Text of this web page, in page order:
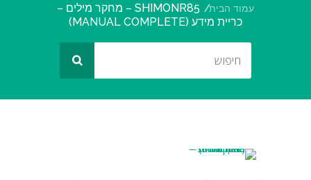
עמוד הבית
SHIMONR85 – מחקר מילים –
כריית מידע (MANUAL COMPLETE)